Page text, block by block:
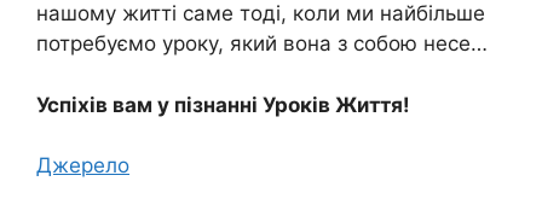
нашому житті саме тоді, коли ми найбільше
потребуємо уроку, який вона з собою несе…
Успіхів вам у пізнанні Уроків Життя!
Джерело